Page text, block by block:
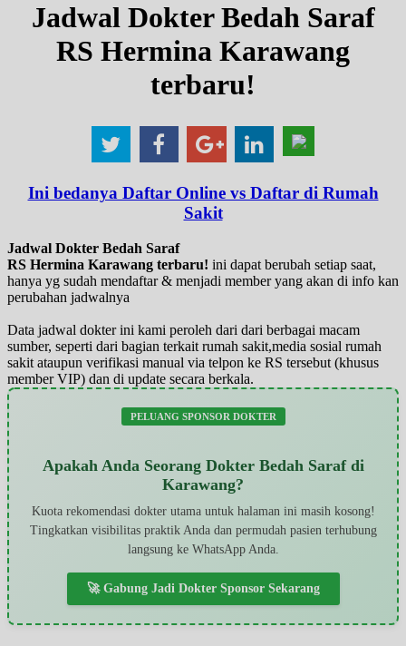
Jadwal Dokter Bedah Saraf
RS Hermina Karawang
terbaru!
Ini bedanya Daftar Online vs Daftar di Rumah
Sakit
Jadwal Dokter Bedah Saraf
RS Hermina Karawang terbaru! ini dapat berubah setiap saat,
hanya yg sudah mendaftar & menjadi member yang akan di info kan
perubahan jadwalnya
Data jadwal dokter ini kami peroleh dari dari berbagai macam
sumber, seperti dari bagian terkait rumah sakit,media sosial rumah
sakit ataupun verifikasi manual via telpon ke RS tersebut (khusus
member VIP) dan di update secara berkala.
PELUANG SPONSOR DOKTER
Apakah Anda Seorang Dokter Bedah Saraf di
Karawang?
Kuota rekomendasi dokter utama untuk halaman ini masih kosong!
Tingkatkan visibilitas praktik Anda dan permudah pasien terhubung
langsung ke WhatsApp Anda.
🚀 Gabung Jadi Dokter Sponsor Sekarang